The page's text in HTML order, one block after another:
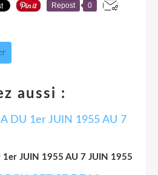
Repost 0
aussi :
1er JUIN 1955 AU 7 JUIN 1955